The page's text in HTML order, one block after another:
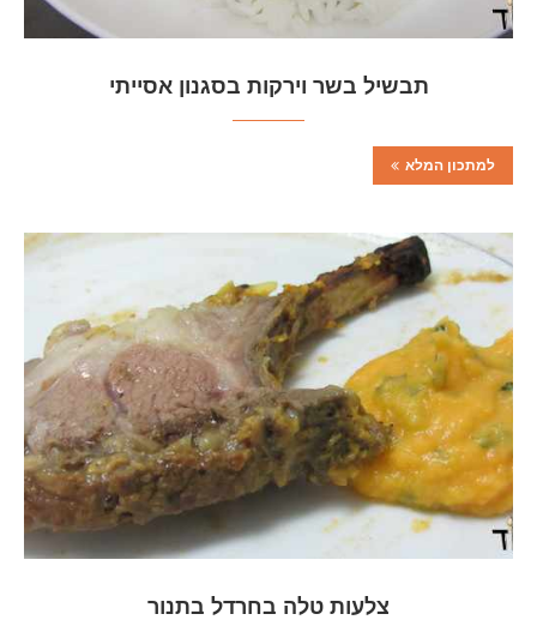
תבשיל בשר וירקות בסגנון אסייתי
למתכון המלא
צלעות טלה בחרדל בתנור